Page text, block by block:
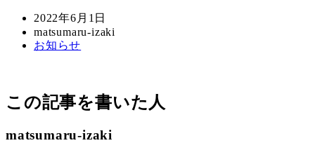
投
稿
日
2022年6月1日
著
者
matsumaru-izaki
カ
ー
お知らせ
この記事を書いた人
matsumaru-izaki